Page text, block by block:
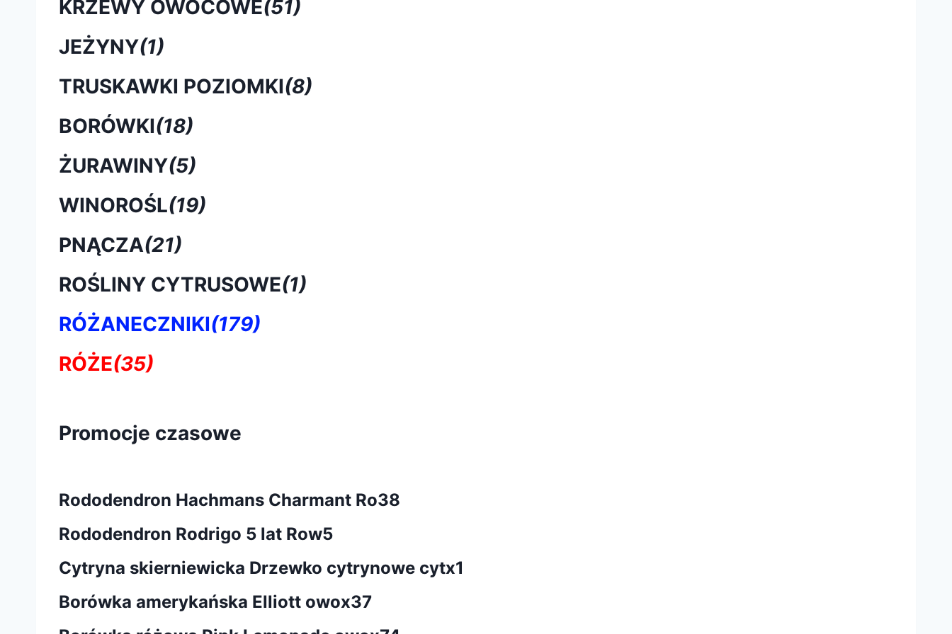
KRZEWY OWOCOWE(51)
JEŻYNY(1)
TRUSKAWKI POZIOMKI(8)
BORÓWKI(18)
ŻURAWINY(5)
WINOROŚL(19)
PNĄCZA(21)
ROŚLINY CYTRUSOWE(1)
RÓŻANECZNIKI(179)
RÓŻE(35)
Promocje czasowe
Rododendron Hachmans Charmant Ro38
Rododendron Rodrigo 5 lat Row5
Cytryna skierniewicka Drzewko cytrynowe cytx1
Borówka amerykańska Elliott owox37